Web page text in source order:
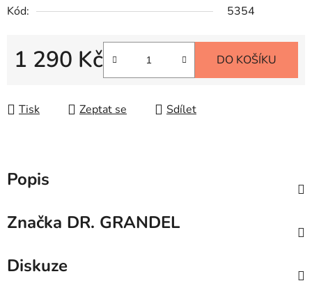
Kód:
5354
1 290 Kč DO KOŠÍKU
Tisk Zeptat se Sdílet
Popis
Značka DR. GRANDEL
Diskuze